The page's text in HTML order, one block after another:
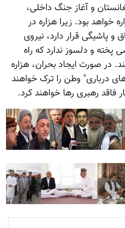
و آغاز جنگ داخلی،
خواهد بود. زیرا هزاره در
و پاشیگی قرار دارد، نیروی
و دلسوز ندارد که راه
در صورت ایجاد بحران، هزاره
درباری" وطن را ترک خواهند
فاقد رهبری رها خواهند کرد.